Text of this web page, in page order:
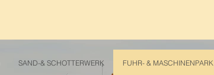
SAND-& SCHOTTERWERK FUHR- & MASCHINENPARK